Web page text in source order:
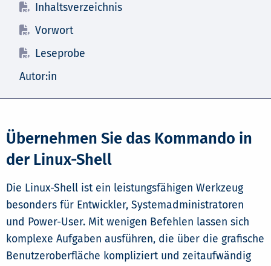
Inhaltsverzeichnis
Vorwort
Leseprobe
Autor:in
Übernehmen Sie das Kommando in
der Linux-Shell
Die Linux-Shell ist ein leistungsfähigen Werkzeug
besonders für Entwickler, Systemadministratoren
und Power-User. Mit wenigen Befehlen lassen sich
komplexe Aufgaben ausführen, die über die grafische
Benutzeroberfläche kompliziert und zeitaufwändig